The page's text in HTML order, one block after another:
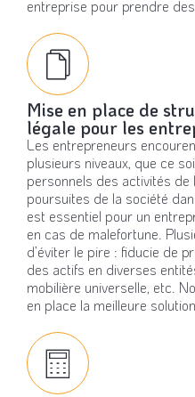
entreprise pour prendre
Mise en place de
légale pour les
Les entrepreneurs
plusieurs niveaux, que ce
personnels des activités de
poursuites de la société
est essentiel pour un
en cas de malefortune.
d’éviter le pire : fiducie de
des actifs en diverses
mobilière universelle, etc.
en place la meilleure